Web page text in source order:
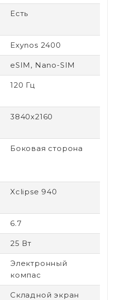
Есть
Exynos 2400
eSIM, Nano-SIM
120 Гц
3840x2160
Боковая сторона
Xclipse 940
6.7
25 Вт
Электронный
компас
Складной экран